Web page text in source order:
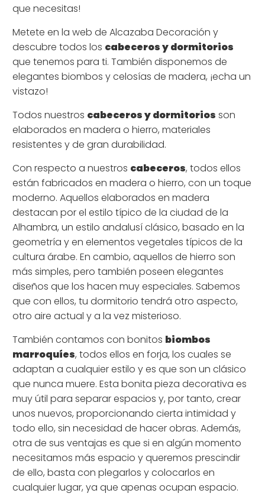
que necesitas!
Metete en la web de Alcazaba Decoración y
descubre todos los cabeceros y dormitorios
que tenemos para ti. También disponemos de
elegantes biombos y celosías de madera, ¡echa un
vistazo!
Todos nuestros cabeceros y dormitorios son
elaborados en madera o hierro, materiales
resistentes y de gran durabilidad.
Con respecto a nuestros cabeceros, todos ellos
están fabricados en madera o hierro, con un toque
moderno. Aquellos elaborados en madera
destacan por el estilo típico de la ciudad de la
Alhambra, un estilo andalusí clásico, basado en la
geometría y en elementos vegetales típicos de la
cultura árabe. En cambio, aquellos de hierro son
más simples, pero también poseen elegantes
diseños que los hacen muy especiales. Sabemos
que con ellos, tu dormitorio tendrá otro aspecto,
otro aire actual y a la vez misterioso.
También contamos con bonitos biombos
marroquíes, todos ellos en forja, los cuales se
adaptan a cualquier estilo y es que son un clásico
que nunca muere. Esta bonita pieza decorativa es
muy útil para separar espacios y, por tanto, crear
unos nuevos, proporcionando cierta intimidad y
todo ello, sin necesidad de hacer obras. Además,
otra de sus ventajas es que si en algún momento
necesitamos más espacio y queremos prescindir
de ello, basta con plegarlos y colocarlos en
cualquier lugar, ya que apenas ocupan espacio.